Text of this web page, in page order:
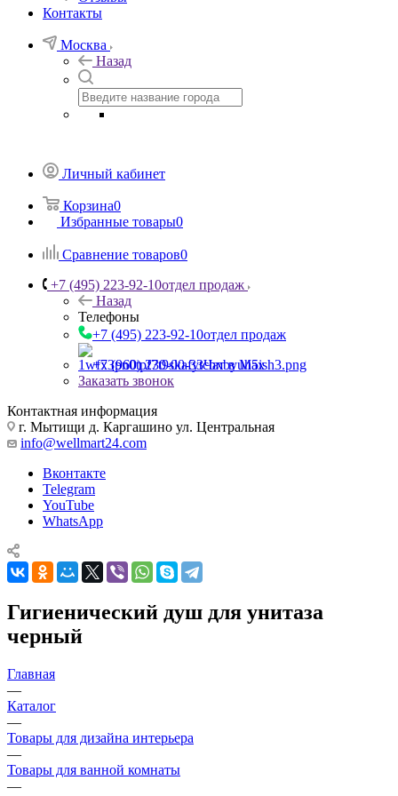
Контакты
Москва
Назад
Личный кабинет
Корзина0
Избранные товары0
Сравнение товаров0
+7 (495) 223-92-10отдел продаж
Назад
Телефоны
+7 (495) 223-92-10отдел продаж
+7 (960) 230-00-33Чат в Max
Заказать звонок
Контактная информация
г. Мытищи д. Каргашино ул. Центральная
info@wellmart24.com
Вконтакте
Telegram
YouTube
WhatsApp
Гигиенический душ для унитаза
черный
Главная
—
Каталог
—
Товары для дизайна интерьера
—
Товары для ванной комнаты
—